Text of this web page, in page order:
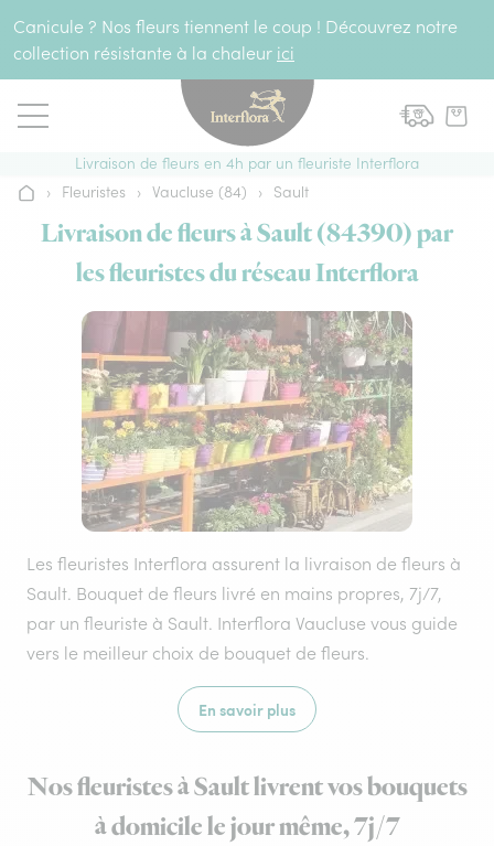
Canicule ? Nos fleurs tiennent le coup ! Découvrez notre
collection résistante à la chaleur ici
Livraison de fleurs en 4h par un fleuriste Interflora
Accueil
› Fleuristes › Vaucluse (84) › Sault
Livraison de fleurs à Sault (84390) par
les fleuristes du réseau Interflora
Les fleuristes Interflora assurent la livraison de fleurs à
Sault. Bouquet de fleurs livré en mains propres, 7j/7,
par un fleuriste à Sault. Interflora Vaucluse vous guide
vers le meilleur choix de bouquet de fleurs.
En savoir plus
Nos fleuristes à Sault livrent vos bouquets
à domicile le jour même, 7j/7